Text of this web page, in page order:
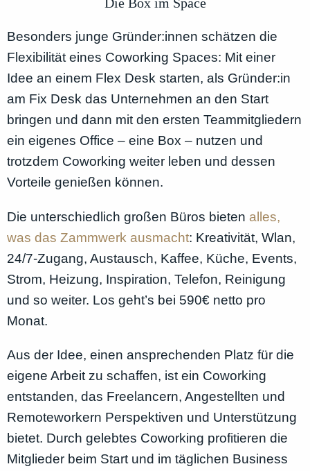
Die Box im Space
Besonders junge Gründer:innen schätzen die
Flexibilität eines Coworking Spaces: Mit einer
Idee an einem Flex Desk starten, als Gründer:in
am Fix Desk das Unternehmen an den Start
bringen und dann mit den ersten Teammitgliedern
ein eigenes Office – eine Box – nutzen und
trotzdem Coworking weiter leben und dessen
Vorteile genießen können.
Die unterschiedlich großen Büros bieten alles,
was das Zammwerk ausmacht: Kreativität, Wlan,
24/7-Zugang, Austausch, Kaffee, Küche, Events,
Strom, Heizung, Inspiration, Telefon, Reinigung
und so weiter. Los geht’s bei 590€ netto pro
Monat.
Aus der Idee, einen ansprechenden Platz für die
eigene Arbeit zu schaffen, ist ein Coworking
entstanden, das Freelancern, Angestellten und
Remoteworkern Perspektiven und Unterstützung
bietet. Durch gelebtes Coworking profitieren die
Mitglieder beim Start und im täglichen Business